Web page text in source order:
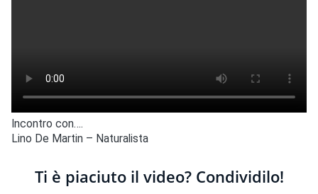
Incontro con….
Lino De Martin – Naturalista
Ti è piaciuto il video? Condividilo!